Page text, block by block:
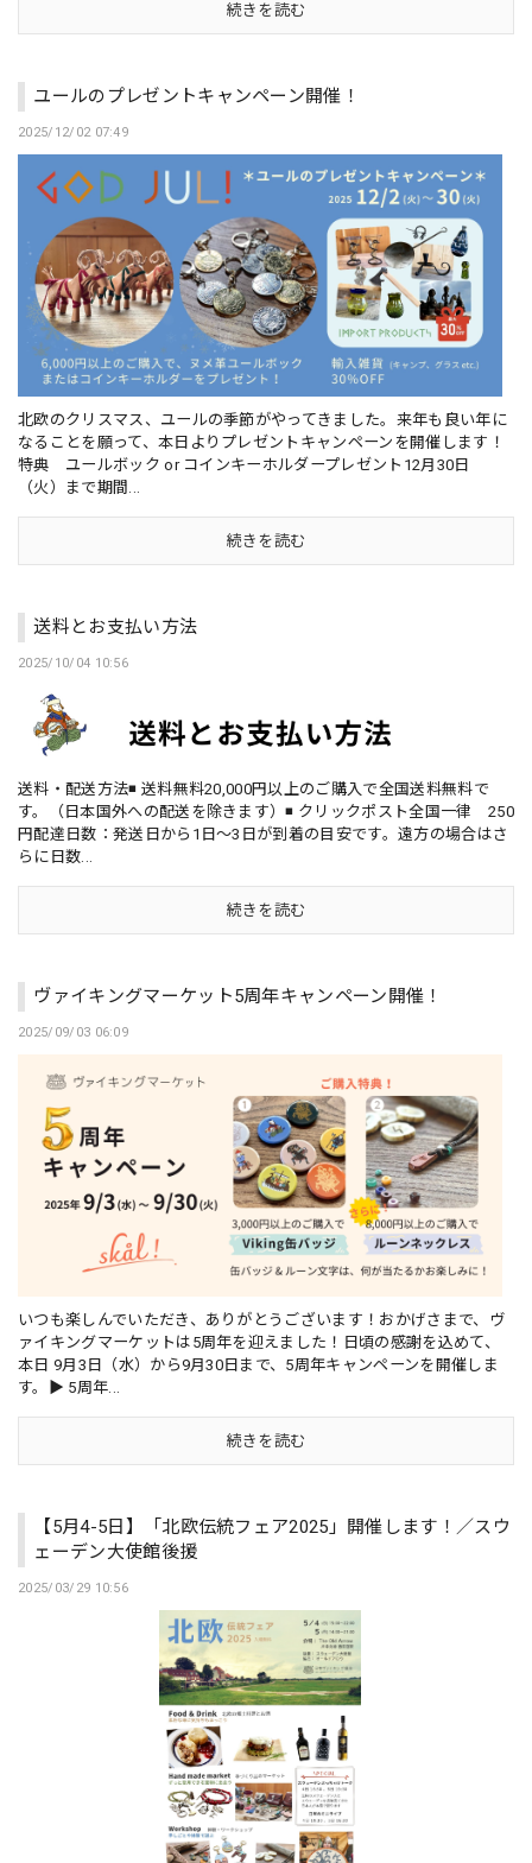
続きを読む
ユールのプレゼントキャンペーン開催！
2025/12/02 07:49
北欧のクリスマス、ユールの季節がやってきました。来年も良い年に
なることを願って、本日よりプレゼントキャンペーンを開催します！
特典 ユールボック or コインキーホルダープレゼント12月30日
（火）まで期間...
続きを読む
送料とお支払い方法
2025/10/04 10:56
送料・配送方法◾️ 送料無料20,000円以上のご購入で全国送料無料で
す。（日本国外への配送を除きます）◾️ クリックポスト全国一律 250
円配達日数：発送日から1日〜3日が到着の目安です。遠方の場合はさ
らに日数...
続きを読む
ヴァイキングマーケット5周年キャンペーン開催！
2025/09/03 06:09
いつも楽しんでいただき、ありがとうございます！おかげさまで、ヴ
ァイキングマーケットは5周年を迎えました！日頃の感謝を込めて、
本日 9月3日（水）から9月30日まで、5周年キャンペーンを開催しま
す。▶︎ 5周年...
続きを読む
【5月4-5日】「北欧伝統フェア2025」開催します！／スウ
ェーデン大使館後援
2025/03/29 10:56